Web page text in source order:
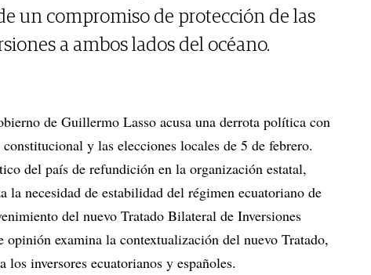
un compromiso de protección de las
a ambos lados del océano.
de Guillermo Lasso acusa una derrota política con
y las elecciones locales de 5 de febrero.
del país de refundición en la organización estatal,
la necesidad de estabilidad del régimen ecuatoriano de
del nuevo Tratado Bilateral de Inversiones
examina la contextualización del nuevo Tratado,
inversores ecuatorianos y españoles.